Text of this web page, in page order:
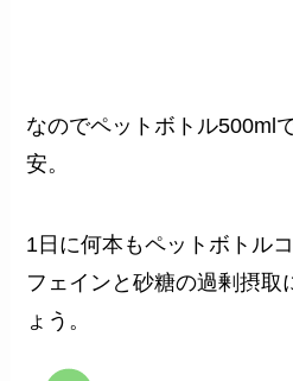
なのでペットボトル500ml
安。
1日に何本もペットボトル
フェインと砂糖の過剰摂取
ょう。